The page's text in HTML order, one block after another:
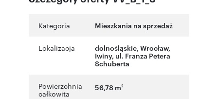
Kategoria Mieszkania na sprzedaż
Lokalizacja dolnośląskie, Wrocław,
Iwiny, ul. Franza Petera
Schuberta
Powierzchnia
całkowita
56,78 m2